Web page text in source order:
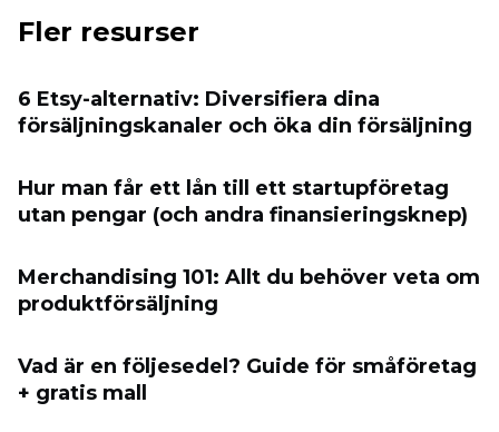
Fler resurser
6 Etsy-alternativ: Diversifiera dina
försäljningskanaler och öka din försäljning
Hur man får ett lån till ett startupföretag
utan pengar (och andra finansieringsknep)
Merchandising 101: Allt du behöver veta om
produktförsäljning
Vad är en följesedel? Guide för småföretag
+ gratis mall